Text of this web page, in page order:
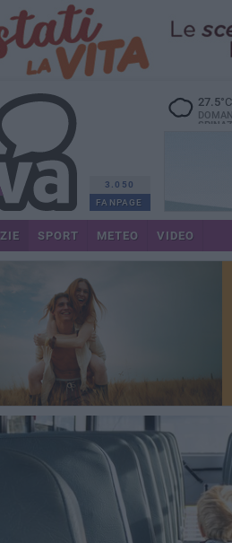
3.050
FANPAGE
27.5°C
SPORT METEO VIDEO